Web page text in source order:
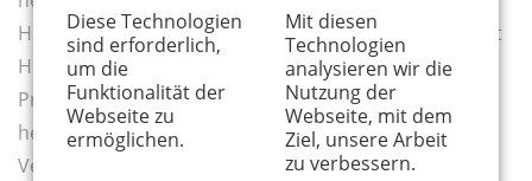
Diese Technologien
sind erforderlich,
um die
Funktionalität der
Webseite zu
ermöglichen.
Mit diesen
Technologien
analysieren wir die
Nutzung der
Webseite, mit dem
Ziel, unsere Arbeit
zu verbessern.
Hamsterrad. Kinder denken anders, gehen anders mit
Herausforderungen um, reden nicht dauernd von
Problemen sondern machen einfach. Das sollten wir
heute in einer Welt voller immer schnellerer
Veränderungen auch wieder viel öfter machen.